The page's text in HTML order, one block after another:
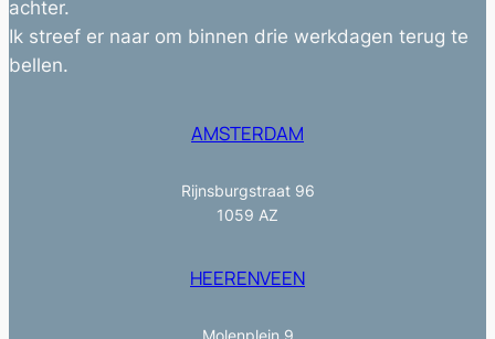
achter.
Ik streef er naar om binnen drie werkdagen terug te
bellen.
AMSTERDAM
Rijnsburgstraat 96
1059 AZ
HEERENVEEN